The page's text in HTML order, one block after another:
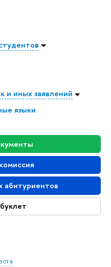
и иных заявлений
языки
абитуриентов